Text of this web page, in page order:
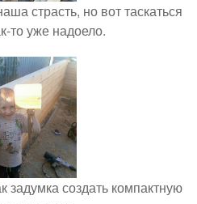
страсть, но вот таскаться
то уже надоело.
задумка создать компактную